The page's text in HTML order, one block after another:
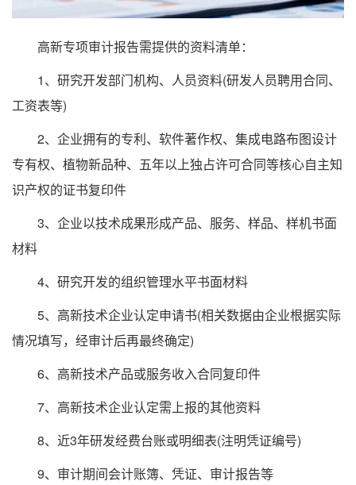
高新专项审计报告需提供的资料清单：
1、研究开发部门机构、人员资料(研发人员聘用合同、
工资表等)
2、企业拥有的专利、软件著作权、集成电路布图设计
专有权、植物新品种、五年以上独占许可合同等核心自主知
识产权的证书复印件
3、企业以技术成果形成产品、服务、样品、样机书面
材料
4、研究开发的组织管理水平书面材料
5、高新技术企业认定申请书(相关数据由企业根据实际
情况填写，经审计后再最终确定)
6、高新技术产品或服务收入合同复印件
7、高新技术企业认定需上报的其他资料
8、近3年研发经费台账或明细表(注明凭证编号)
9、审计期间会计账簿、凭证、审计报告等